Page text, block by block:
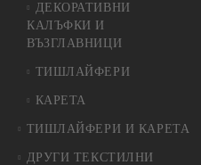
ДЕКОРАТИВНИ
КАЛЪФКИ И
ВЪЗГЛАВНИЦИ
ТИШЛАЙФЕРИ
КАРЕТА
ТИШЛАЙФЕРИ И КАРЕТА
ДРУГИ ТЕКСТИЛНИ